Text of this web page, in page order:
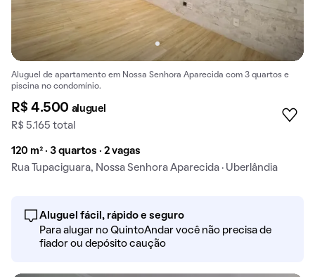
Aluguel de apartamento em Nossa Senhora Aparecida com 3 quartos e
piscina no condomínio.
R$ 4.500 aluguel
R$ 5.165 total
120 m² · 3 quartos · 2 vagas
Rua Tupaciguara, Nossa Senhora Aparecida · Uberlândia
Aluguel fácil, rápido e seguro
Para alugar no QuintoAndar você não precisa de
fiador ou depósito caução